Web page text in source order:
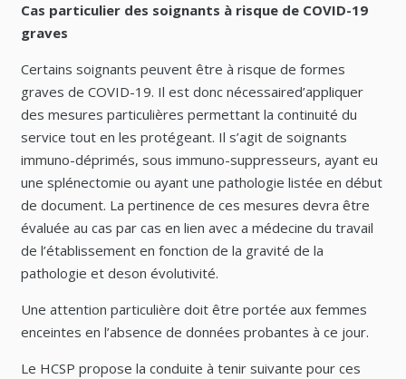
Cas particulier des soignants à risque de COVID-19
graves
Certains soignants peuvent être à risque de formes
graves de COVID-19. Il est donc nécessaired’appliquer
des mesures particulières permettant la continuité du
service tout en les protégeant. Il s’agit de soignants
immuno-déprimés, sous immuno-suppresseurs, ayant eu
une splénectomie ou ayant une pathologie listée en début
de document. La pertinence de ces mesures devra être
évaluée au cas par cas en lien avec a médecine du travail
de l’établissement en fonction de la gravité de la
pathologie et deson évolutivité.
Une attention particulière doit être portée aux femmes
enceintes en l’absence de données probantes à ce jour.
Le HCSP propose la conduite à tenir suivante pour ces